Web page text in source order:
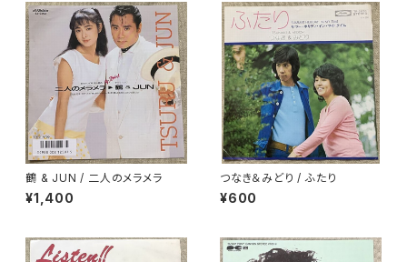
鶴 & JUN / 二人のメラメラ
¥1,400
つなき＆みどり / ふたり
¥600